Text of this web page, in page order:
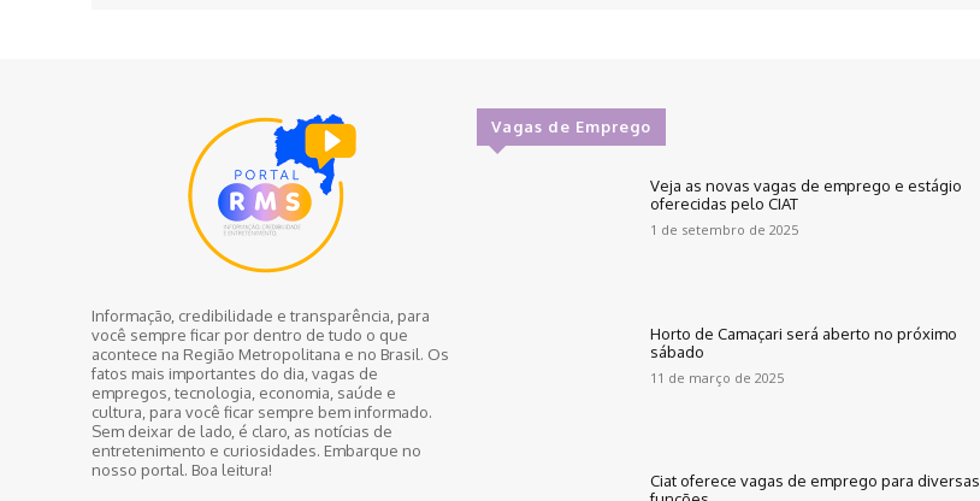
Informação, credibilidade e transparência, para
você sempre ficar por dentro de tudo o que
acontece na Região Metropolitana e no Brasil. Os
fatos mais importantes do dia, vagas de
empregos, tecnologia, economia, saúde e
cultura, para você ficar sempre bem informado.
Sem deixar de lado, é claro, as notícias de
entretenimento e curiosidades. Embarque no
nosso portal. Boa leitura!
Vagas de Emprego
Veja as novas vagas de emprego e estágio
oferecidas pelo CIAT
1 de setembro de 2025
Horto de Camaçari será aberto no próximo
sábado
11 de março de 2025
Ciat oferece vagas de emprego para diversas